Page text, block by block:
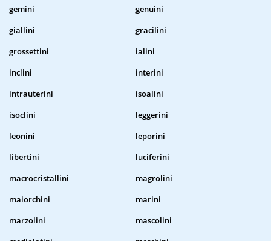
gemini
genuini
giallini
gracilini
grossettini
ialini
inclini
interini
intrauterini
isoalini
isoclini
leggerini
leonini
leporini
libertini
luciferini
macrocristallini
magrolini
maiorchini
marini
marzolini
mascolini